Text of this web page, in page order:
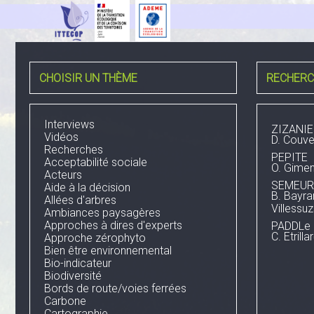
CHOISIR UN THÈME
Interviews
Vidéos
Recherches
Acceptabilité sociale
Acteurs
Aide à la décision
Allées d'arbres
Ambiances paysagères
Approches à dires d'experts
Approche zérophyto
Bien être environnemental
Bio-indicateur
Biodiversité
Bords de route/voies ferrées
Carbone
ZIZANIE
D.
PEPITE
O.
SEMEUR
B.
PADDLe
C.